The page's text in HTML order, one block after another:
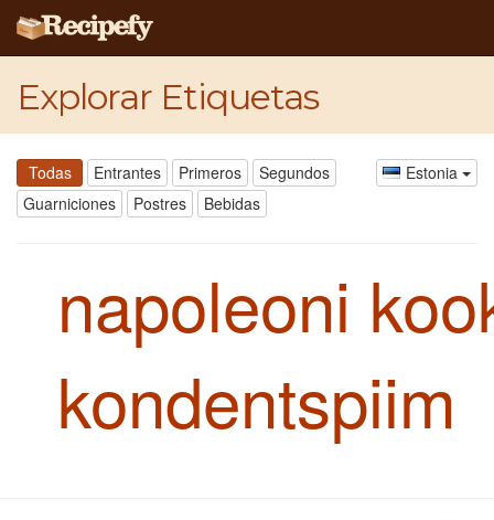
Explorar Etiquetas
Todas Entrantes Primeros
Segundos
Guarniciones
Postres Bebidas
Estonia
napoleoni
kondentspiim